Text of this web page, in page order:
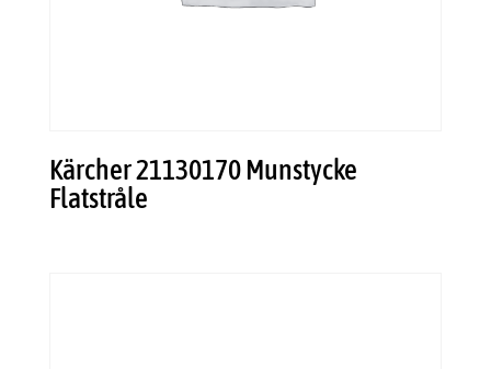
Kärcher 21130170 Munstycke
Flatstråle